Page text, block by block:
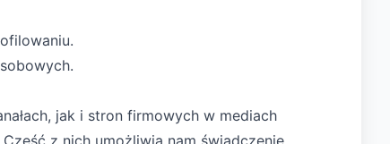
jak i stron firmowych w mediach
z nich umożliwia nam świadczenie